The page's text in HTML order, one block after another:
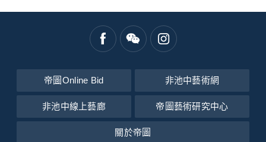
帝圖Online Bid 非池中藝術網
非池中線上藝廊 帝圖藝術研究中心
關於帝圖